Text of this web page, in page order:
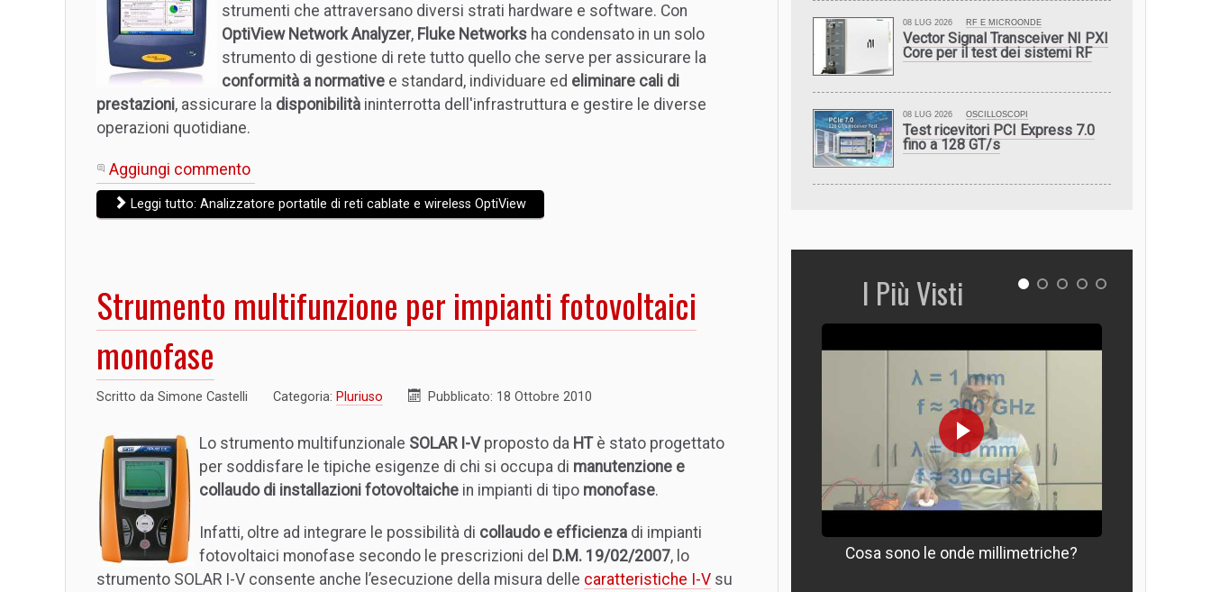
strumenti che attraversano diversi strati hardware e software. Con
OptiView Network Analyzer, Fluke Networks ha condensato in un solo
strumento di gestione di rete tutto quello che serve per assicurare la
conformità a normative e standard, individuare ed eliminare cali di
prestazioni, assicurare la disponibilità ininterrotta dell'infrastruttura e gestire le diverse
operazioni quotidiane.
Aggiungi commento
Leggi tutto: Analizzatore portatile di reti cablate e wireless OptiView
Strumento multifunzione per impianti fotovoltaici
monofase
Scritto da Simone Castelli Categoria: Pluriuso Pubblicato: 18 Ottobre 2010
Lo strumento multifunzionale SOLAR I-Vproposto da HTè stato progettato
per soddisfare le tipiche esigenze di chi si occupa di manutenzione e
collaudo di installazioni fotovoltaiche in impianti di tipo monofase.
Infatti, oltre ad integrare le possibilità di collaudo e efficienza di impianti
fotovoltaici monofase secondo le prescrizioni del D.M. 19/02/2007, lo
strumento SOLAR I-V consente anche l’esecuzione della misura delle caratteristiche I-V su
08 LUG 2026 RF E MICROONDE
Vector Signal Transceiver NI PXI
Core per il test dei sistemi RF
08 LUG 2026 OSCILLOSCOPI
Test ricevitori PCI Express 7.0
fino a 128 GT/s
I Più Visti
Cosa sono le onde millimetriche?